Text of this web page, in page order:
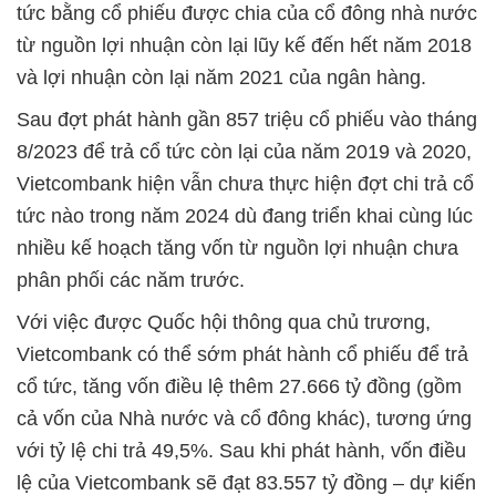
tức bằng cổ phiếu được chia của cổ đông nhà nước
từ nguồn lợi nhuận còn lại lũy kế đến hết năm 2018
và lợi nhuận còn lại năm 2021 của ngân hàng.
Sau đợt phát hành gần 857 triệu cổ phiếu vào tháng
8/2023 để trả cổ tức còn lại của năm 2019 và 2020,
Vietcombank hiện vẫn chưa thực hiện đợt chi trả cổ
tức nào trong năm 2024 dù đang triển khai cùng lúc
nhiều kế hoạch tăng vốn từ nguồn lợi nhuận chưa
phân phối các năm trước.
Với việc được Quốc hội thông qua chủ trương,
Vietcombank có thể sớm phát hành cổ phiếu để trả
cổ tức, tăng vốn điều lệ thêm 27.666 tỷ đồng (gồm
cả vốn của Nhà nước và cổ đông khác), tương ứng
với tỷ lệ chi trả 49,5%. Sau khi phát hành, vốn điều
lệ của Vietcombank sẽ đạt 83.557 tỷ đồng – dự kiến